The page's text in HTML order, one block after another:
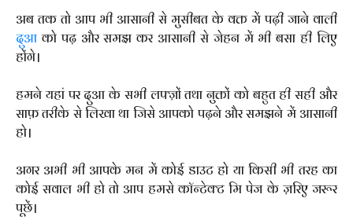
अब तक तो आप भी आसानी से मुसीबत के वक्त में पढ़ी जाने वाली
दुआको पढ़ और समझ कर आसानी से जेहन में भी बसा ही लिए
होंगे।
हमने यहां पर दुआ के सभी लफ्ज़ों तथा नुक्तों को बहुत ही सही और
साफ़ तरीके से लिखा था जिसे आपको पढ़ने और समझने में आसानी
हो।
अगर अभी भी आपके मन में कोई डाउट हो या किसी भी तरह का
कोई सवाल भी हो तो आप हमसे कॉन्टेक्ट मि पेज के ज़रिए जरूर
पूछें।